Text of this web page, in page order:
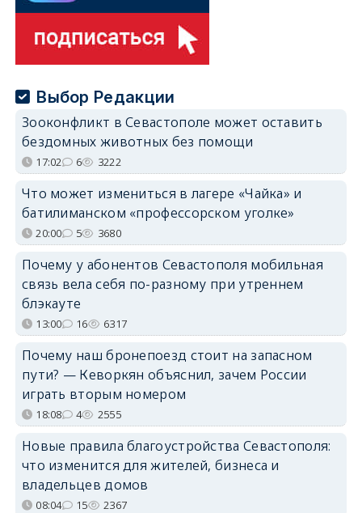
Выбор Редакции
Зооконфликт в Севастополе может оставить
бездомных животных без помощи
17:02 6 3222
Что может измениться в лагере «Чайка» и
батилиманском «профессорском уголке»
20:00 5 3680
Почему у абонентов Севастополя мобильная
связь вела себя по-разному при утреннем
блэкауте
13:00 16 6317
Почему наш бронепоезд стоит на запасном
пути? — Кеворкян объяснил, зачем России
играть вторым номером
18:08 4 2555
Новые правила благоустройства Севастополя:
что изменится для жителей, бизнеса и
владельцев домов
08:04 15 2367